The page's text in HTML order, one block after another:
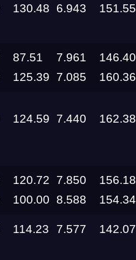
14.08.2026 —
16.08.2026
07.08.2026 —
09.08.2026
01.08.2026
130.48 6.943 151.55
87.51 7.961 146.40
125.39 7.085 160.36
124.59 7.440 162.38
120.72 7.850 156.18
100.00 8.588 154.34
114.23 7.577 142.07